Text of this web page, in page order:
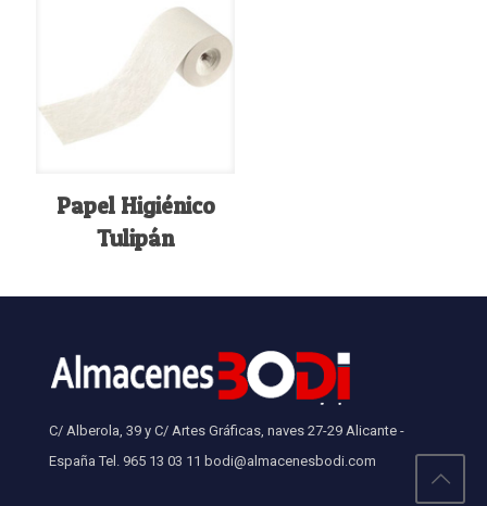
Papel Higiénico
Tulipán
C/ Alberola, 39 y C/ Artes Gráficas, naves 27-29 Alicante -
España Tel. 965 13 03 11 bodi@almacenesbodi.com